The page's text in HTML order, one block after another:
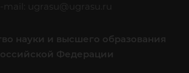
mail:
ugrasu@ugrasu.ru
науки и высшего образования
Федерации